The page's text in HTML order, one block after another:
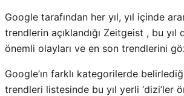
Google tarafından her yıl, yıl içinde
trendlerin açıklandığı Zeitgeist , bu yıl
önemli olayları ve en son trendlerini
Google’ın farklı kategorilerde
trendleri listesinde bu yıl yerli ‘dizi’ler